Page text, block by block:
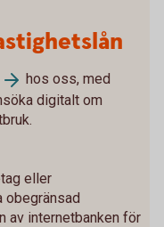
hos oss, med
digitalt om
eller
obegränsad
av internetbanken för